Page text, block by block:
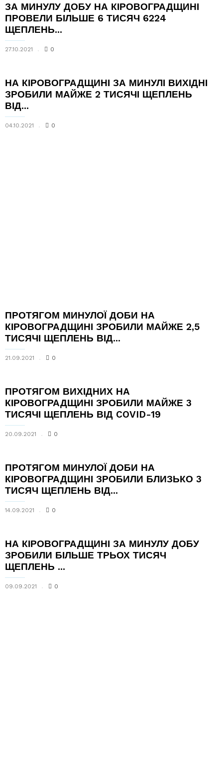
ЗА МИНУЛУ ДОБУ НА КІРОВОГРАДЩИНІ
ПРОВЕЛИ БІЛЬШЕ 6 ТИСЯЧ 6224
ЩЕПЛЕНЬ...
27.10.2021 0
НА КІРОВОГРАДЩИНІ ЗА МИНУЛІ ВИХІДНІ
ЗРОБИЛИ МАЙЖЕ 2 ТИСЯЧІ ЩЕПЛЕНЬ
ВІД...
04.10.2021 0
ПРОТЯГОМ МИНУЛОЇ ДОБИ НА
КІРОВОГРАДЩИНІ ЗРОБИЛИ МАЙЖЕ 2,5
ТИСЯЧІ ЩЕПЛЕНЬ ВІД...
21.09.2021 0
ПРОТЯГОМ ВИХІДНИХ НА
КІРОВОГРАДЩИНІ ЗРОБИЛИ МАЙЖЕ 3
ТИСЯЧІ ЩЕПЛЕНЬ ВІД COVID-19
20.09.2021 0
ПРОТЯГОМ МИНУЛОЇ ДОБИ НА
КІРОВОГРАДЩИНІ ЗРОБИЛИ БЛИЗЬКО 3
ТИСЯЧ ЩЕПЛЕНЬ ВІД...
14.09.2021 0
НА КІРОВОГРАДЩИНІ ЗА МИНУЛУ ДОБУ
ЗРОБИЛИ БІЛЬШЕ ТРЬОХ ТИСЯЧ
ЩЕПЛЕНЬ ...
09.09.2021 0